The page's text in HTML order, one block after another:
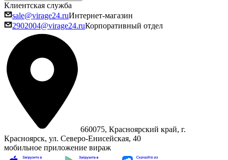
Клиентская служба
sale@virage24.ruИнтернет-магазин
2902004@virage24.ruКорпоративный отдел
660075, Красноярский край, г.
Красноярск, ул. Северо‑Енисейская, 40
мобильное приложение вираж